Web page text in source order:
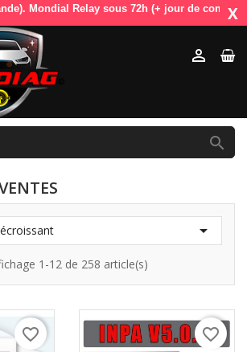
Relay sous 72h (+ jour de commande).X



1-12 de 258 article(s)
favorite_border favorite_border